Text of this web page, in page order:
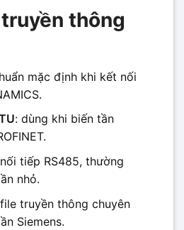
thông
mặc định khi kết nối
: dùng khi biến tần
tiếp RS485, thường
nhỏ.
truyền thông chuyên
Siemens.